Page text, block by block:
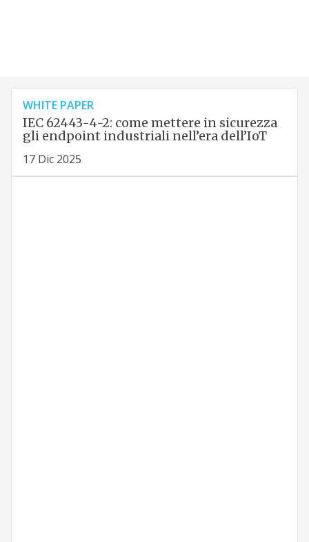
WHITE PAPER
IEC 62443-4-2: come mettere in sicurezza
gli endpoint industriali nell’era dell’IoT
17 Dic 2025